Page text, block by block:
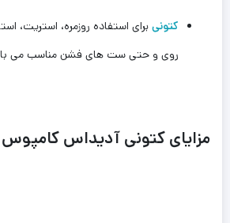
کتونی برای استفاده روزمره، استریت،
روی و حتی ست های فشن ‌مناسب می
مزایای کتونى آدیداس